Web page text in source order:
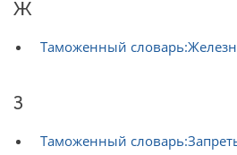
Ж
Таможенный
З
Таможенный